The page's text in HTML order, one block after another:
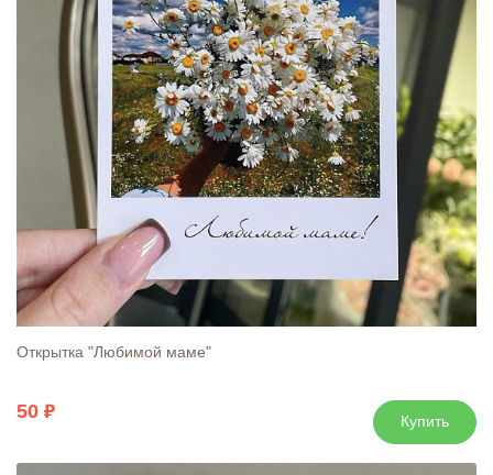
Открытка "Любимой маме"
50 Купить